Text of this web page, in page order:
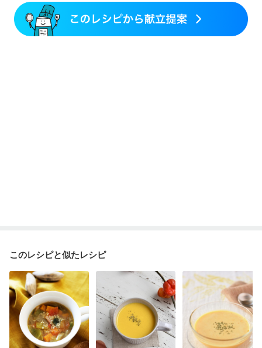
乳がん（放射線治療中）
乳がん治療を終えた方・経過観察中の方など
味の感じ方が変わった
このレシピと似たレシピ